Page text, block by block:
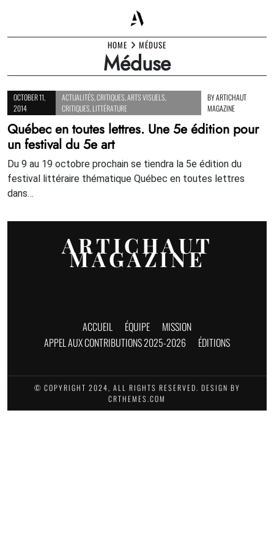
content
HOME MÉDUSE
Méduse
OCTOBER 11,
2014
ACTUALITÉS ,CRITIQUES ,ARTS VISUELS
CRITIQUES LITTÉRATURE
BYARTICHAUT
MAGAZINE
Québec en toutes lettres. Une 5e édition pour
un festival du 5e art
Du 9 au 19 octobre prochain se tiendra la 5e édition du
festival littéraire thématique Québec en toutes lettres
dans…
ARTICHAUT
MAGAZINE
ACCUEIL ÉQUIPE
MISSION
APPEL AUX CONTRIBUTIONS 2025-2026
ÉDITIONS
© COPYRIGHT 2024, ALL RIGHTS RESERVED. DESIGN BY
CRTHEMES.COM